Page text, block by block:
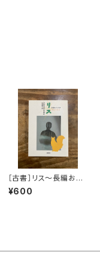
［古書］リス〜長編おと
ぎ話
¥600